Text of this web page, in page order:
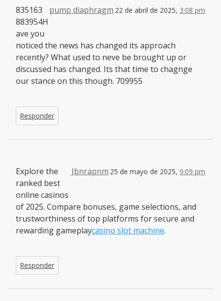
pump diaphragm 22 de abril de 2025, 3:08 pm
835163
883954H
ave you
noticed the news has changed its approach
recently? What used to neve be brought up or
discussed has changed. Its that time to chagnge
our stance on this though. 709955
Responder
Jbnrapnm 25 de mayo de 2025, 9:09 pm
Explore the
ranked best
online casinos
of 2025. Compare bonuses, game selections, and
trustworthiness of top platforms for secure and
rewarding gameplaycasino slot machine.
Responder